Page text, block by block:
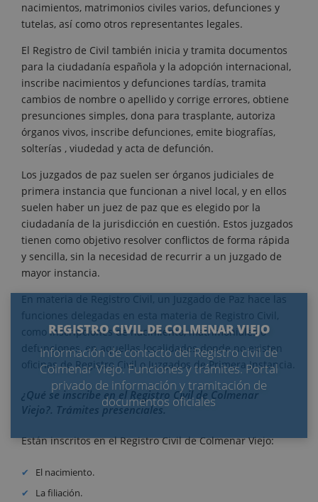
REGISTRO CIVIL DE COLMENAR VIEJO
Información de contacto del Registro civil de
Colmenar Viejo. Funciones y trámites. Portal
privado de información y tramitación de
documentos oficiales
nacimientos, matrimonios civiles varios, defunciones y
tutelas, así como otros representantes legales.
El Registro de Civil también inicia y tramita documentos
para la ciudadanía española y la adopción internacional,
inscribe nacimientos y defunciones tardías, tramita
cambios de nombre o apellido y corrige errores, obtiene
presunciones simples, dona para trasplante, autoriza
órganos vivos, inscribe defunciones, emite biografías,
solterías , viudedad y acta de defunción.
Los juzgados de paz suelen ser órganos judiciales de
primera instancia que funcionan a nivel local, y en ellos
suelen haber un juez de paz que es elegido por la
ciudadanía de la jurisdicción en cuestión. Estos juzgados
tienen como objetivo resolver conflictos de forma rápida
y sencilla, sin la necesidad de recurrir a un juzgado de
mayor instancia.
En materia de Registro Civil, un Juzgado de Paz hace las
funciones delegadas en esta materia de Registro Civil,
como inscripciones de nacimiento, matrimoniales o
defunciones, en aquellas localidades donde no existen
oficinas de Registro Civil o Juzgados de Primera Instancia.
¿Qué se inscribe en el Registro Civil de Colmenar
Viejo?. Trámites presenciales.
Están inscritos en el Registro Civil de Colmenar Viejo:
El nacimiento.
La filiación.